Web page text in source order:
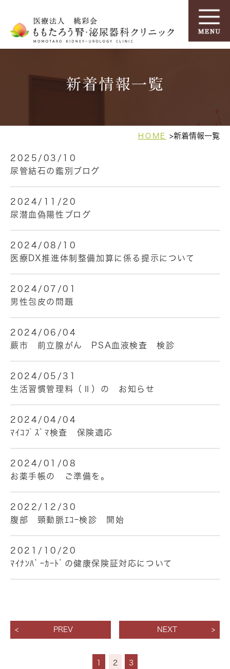
新着情報一覧
HOME 新着情報一覧
2025/03/10
尿管結石の鑑別ブログ
2024/11/20
尿潜血偽陽性ブログ
2024/08/10
医療DX推進体制整備加算に係る提示について
2024/07/01
男性包皮の問題
2024/06/04
蕨市 前立腺がん PSA血液検査 検診
2024/05/31
生活習慣管理料（Ⅱ）の お知らせ
2024/04/04
ﾏｲｺﾌﾟｽﾞﾏ検査 保険適応
2024/01/08
お薬手帳の ご準備を。
2022/12/30
腹部 頸動脈ｴｺｰ検診 開始
2021/10/20
ﾏｲﾅﾝﾊﾞｰｶｰﾄﾞの健康保険証対応について
PREV
1 2 3
NEXT